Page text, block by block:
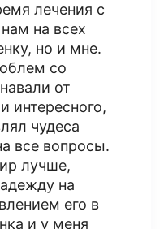
лечения с
на всех
но и мне.
со
от
интересного,
чудеса
все вопросы.
лучше,
на
его в
и у меня